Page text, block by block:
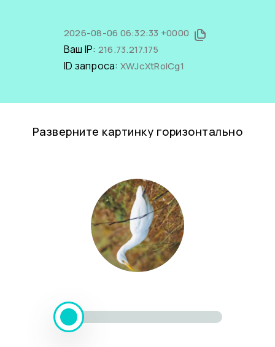
2026-08-06 06:32:33 +0000
Ваш IP: 216.73.217.175
ID запроса: XWJcXtRoICg1
Разверните картинку горизонтально